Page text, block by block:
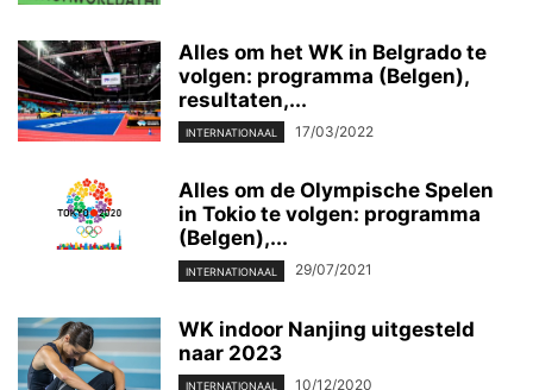
Alles om het WK in Belgrado te
volgen: programma (Belgen),
resultaten,...
INTERNATIONAAL 17/03/2022
Alles om de Olympische Spelen
in Tokio te volgen: programma
(Belgen),...
INTERNATIONAAL 29/07/2021
WK indoor Nanjing uitgesteld
naar 2023
INTERNATIONAAL 10/12/2020